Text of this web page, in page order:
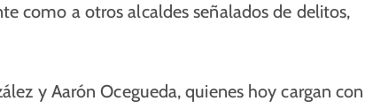
como a otros alcaldes señalados de delitos,
y Aarón Ocegueda, quienes hoy cargan con